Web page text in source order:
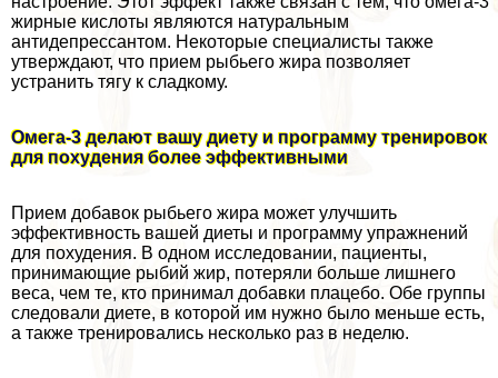
жирные кислоты являются натуральным
антидепрессантом. Некоторые специалисты также
утверждают, что прием рыбьего жира позволяет
устранить тягу к сладкому.
Омега-3 делают вашу диету и программу тренировок
для похудения более эффективными
Прием добавок рыбьего жира может улучшить
эффективность вашей диеты и программу упражнений
для похудения. В одном исследовании, пациенты,
принимающие рыбий жир, потеряли больше лишнего
веса, чем те, кто принимал добавки плацебо. Обе группы
следовали диете, в которой им нужно было меньше есть,
а также тренировались несколько раз в неделю.